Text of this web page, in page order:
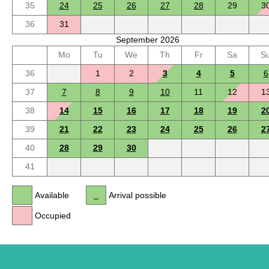
35
24 25 26 27 28 29
36
31
September 2026
Mo
Tu We Th Fr Sa
36
1 2 3 4 5
6
37
7 8 9 10 11 12
38
14 15 16 17 18 19
39
21 22 23 24 25 26
40
28 29
30
41
Available
Occupied
Arrival possible